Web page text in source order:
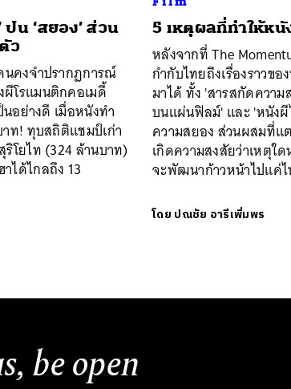
น ‘สยอง’ ส่วน
ว
คงจำปรากฏการณ์
โรแมนติกคอเมดี้
อย่างดี เมื่อหนังทำ
ท! ทุบสถิติแชมป์เก่า
โยไท (324 ล้านบาท)
ได้ไกลถึง 13
5 เหตุผลที่ทำให้ห
หลังจากที่ The
กำกับไทยถึงเรื่องราวข
มาได้ ทั้ง 'สารสกัดควา
บนแผ่นฟิลม์' และ 'หนัง
ความสยอง ส่วนผสมที่แ
เกิดความสงสัยว่าเหตุใ
จะพัฒนาก้าวหน้าไปแค่
โดย ปณชัย อารีเพิ่มพร
be open
SHARE TWEET